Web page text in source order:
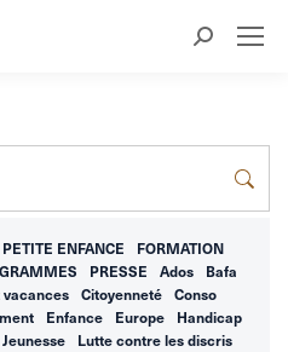
Recherche
PETITE ENFANCE
FORMATION
PRESSE Ados
Bafa
vacances Citoyenneté
Conso
Enfance Europe
Handicap
Jeunesse
Lutte contre les discris